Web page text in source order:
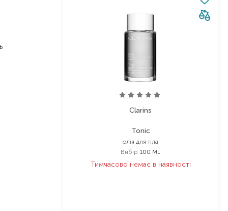
Clarins
Tonic
олія для тіла
Вибір 100 ML
Тимчасово немає в наявності